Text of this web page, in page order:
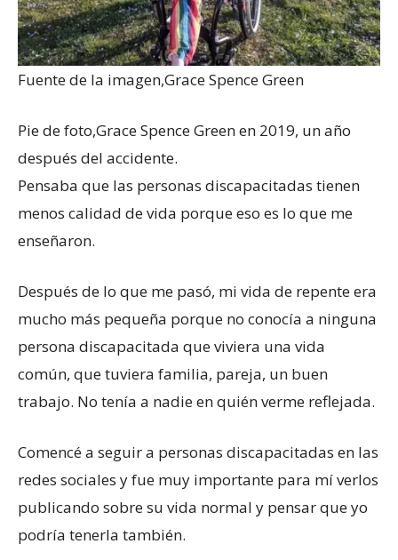
Fuente de la imagen,Grace Spence Green
Pie de foto,Grace Spence Green en 2019, un año
después del accidente.
Pensaba que las personas discapacitadas tienen
menos calidad de vida porque eso es lo que me
enseñaron.
Después de lo que me pasó, mi vida de repente era
mucho más pequeña porque no conocía a ninguna
persona discapacitada que viviera una vida
común, que tuviera familia, pareja, un buen
trabajo. No tenía a nadie en quién verme reflejada.
Comencé a seguir a personas discapacitadas en las
redes sociales y fue muy importante para mí verlos
publicando sobre su vida normal y pensar que yo
podría tenerla también.